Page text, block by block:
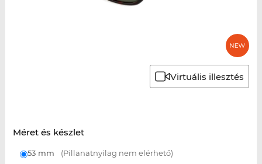
Virtuális illesztés
Méret és készlet
53 mm (Pillanatnyilag nem elérhető)